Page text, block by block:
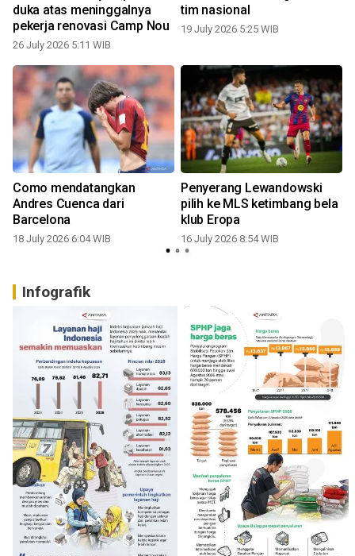
duka atas meninggalnya
pekerja renovasi Camp Nou
26 July 2026 5:11 WIB
tim nasional
19 July 2026 5:25 WIB
Como mendatangkan
Andres Cuenca dari
Barcelona
18 July 2026 6:04 WIB
Penyerang Lewandowski
pilih ke MLS ketimbang bela
klub Eropa
16 July 2026 8:54 WIB
Infografik